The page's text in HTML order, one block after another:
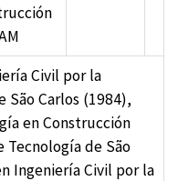
Civil por la
São Carlos (1984),
en Construcción
Tecnología de São
Ingeniería Civil por la